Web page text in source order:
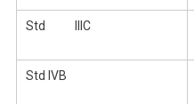
Std IIIC
Std IVB